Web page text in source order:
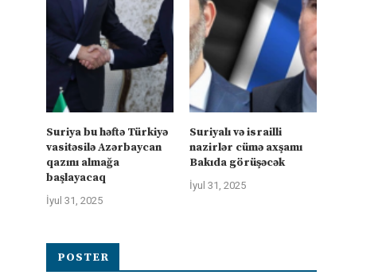
İsrail “Gideonun Arabaları”
Qəzzadan qoşunlarını...
Suriya bu həftə Türkiyə
vasitəsilə Azərbaycan
qazını almağa
başlayacaq
İyul 31, 2025
Suriyalı və israilli
nazirlər cümə axşamı
Bakıda görüşəcək
İyul 31, 2025
POSTER